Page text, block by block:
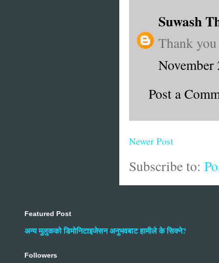
Suwash
Thank
Post a
Newer Post
Subscribe to:
Featured Post
अन्य मुलुकको डिमोनिटाइजेसन अनुभवबाट हामीले के सिक्ने?
Followers